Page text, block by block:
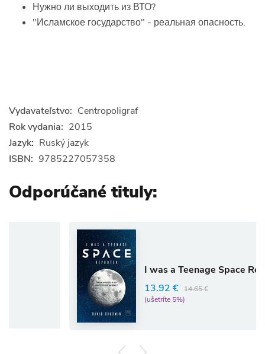
Нужно ли выходить из ВТО?
"Исламское государство" - реальная опасность.
Vydavateľstvo: Centropoligraf
Rok vydania: 2015
Jazyk: Ruský jazyk
ISBN: 9785227057358
Odporúčané tituly:
I was a Teenage Space Reporter
13.92 €
14.65 €
(ušetríte 5%)